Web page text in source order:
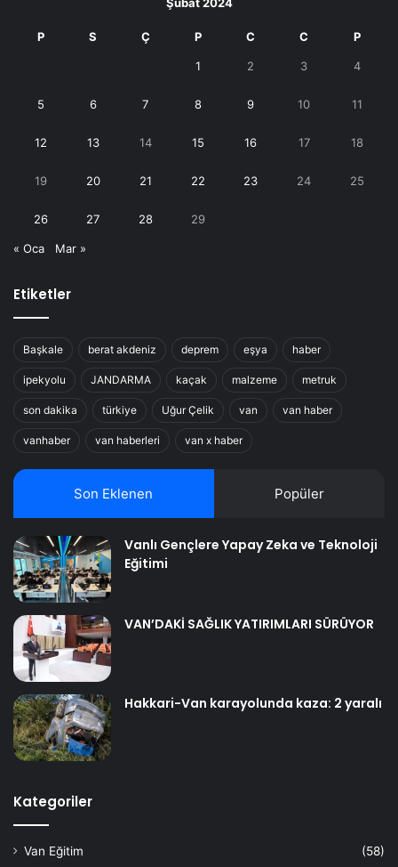
P S Ç P C C P
1 2 3 4
5 6 7 8 9 10 11
12 13 14 15 16 17 18
19 20 21 22 23 24 25
26 27 28 29
« Oca Mar »
Etiketler
Başkale berat akdeniz deprem eşya haber
ipekyolu JANDARMA kaçak malzeme metruk
son dakika türkiye Uğur Çelik van van haber
vanhaber van haberleri van x haber
Son Eklenen Popüler
Vanlı Gençlere Yapay Zeka ve Teknoloji
Eğitimi
VAN’DAKİ SAĞLIK YATIRIMLARI SÜRÜYOR
Hakkari-Van karayolunda kaza: 2 yaralı
Kategoriler
Van Eğitim (58)